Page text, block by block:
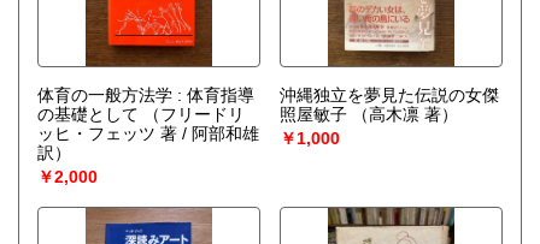
体育の一般方法学 : 体育指導
の基礎として
（フリードリ
ッヒ・フェッツ 著 / 阿部和雄
訳）
￥2,000
沖縄独立を夢見た伝説の女傑
照屋敏子
（高木凛 著）
￥1,000